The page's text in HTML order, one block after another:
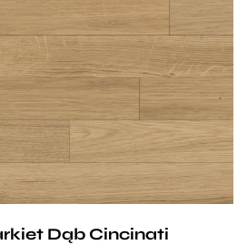
x 70 mm x 490 mm
wyboru:
Standard.
Dąb Cincinati